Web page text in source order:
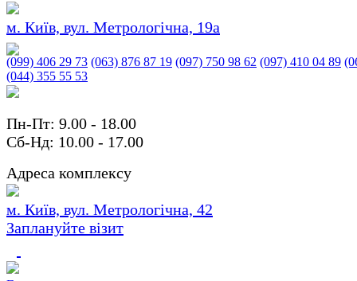
м. Київ, вул. Метрологічна, 19а
(099) 406 29 73 (063) 876 87 19 (097) 750 98 62 (097) 410 04 89
(044) 355 55 53
Пн-Пт: 9.00 - 18.00
Сб-Нд: 10.00 - 17.00
Адреса комплексу
м. Київ, вул. Метрологічна, 42
Заплануйте візит